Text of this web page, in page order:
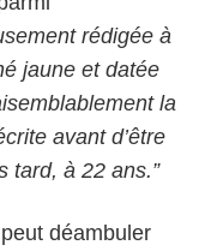
rédigée à
jaune et datée
la
avant d’être
tard, à 22 ans.”
déambuler